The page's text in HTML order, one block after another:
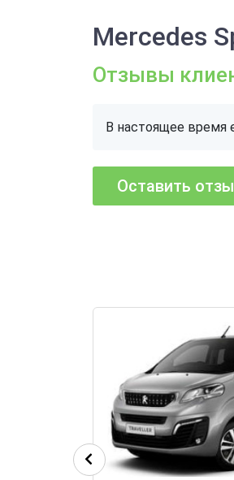
Mercedes
Отзывы
В настоящее время